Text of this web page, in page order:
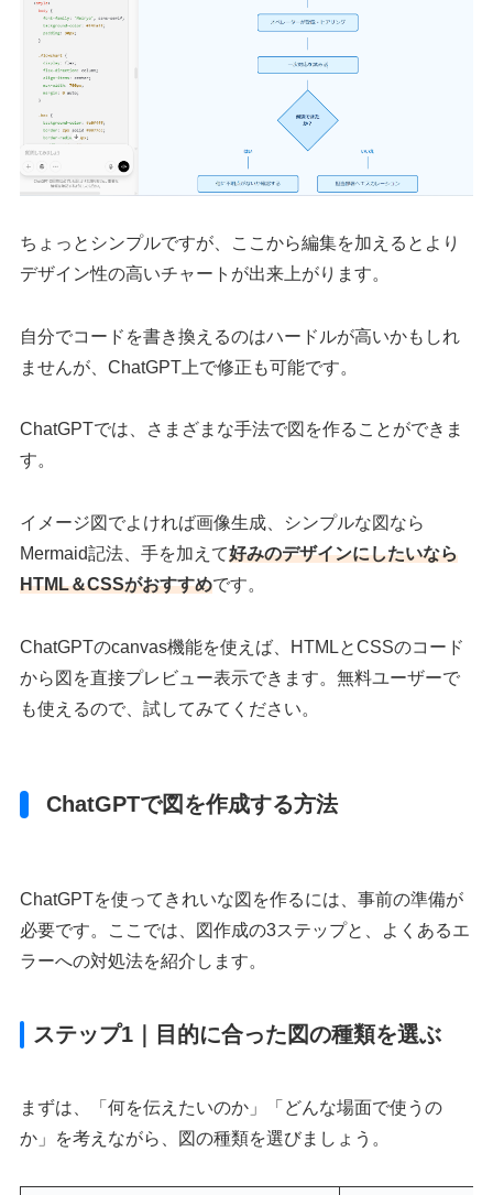
ちょっとシンプルですが、ここから編集を加えるとより
デザイン性の高いチャートが出来上がります。
自分でコードを書き換えるのはハードルが高いかもしれ
ませんが、ChatGPT上で修正も可能です。
ChatGPTでは、さまざまな手法で図を作ることができま
す。
イメージ図でよければ画像生成、シンプルな図なら
Mermaid記法、手を加えて好みのデザインにしたいなら
HTML＆CSSがおすすめです。
ChatGPTのcanvas機能を使えば、HTMLとCSSのコード
から図を直接プレビュー表示できます。無料ユーザーで
も使えるので、試してみてください。
ChatGPTで図を作成する方法
ChatGPTを使ってきれいな図を作るには、事前の準備が
必要です。ここでは、図作成の3ステップと、よくあるエ
ラーへの対処法を紹介します。
ステップ1｜目的に合った図の種類を選ぶ
まずは、「何を伝えたいのか」「どんな場面で使うの
か」を考えながら、図の種類を選びましょう。